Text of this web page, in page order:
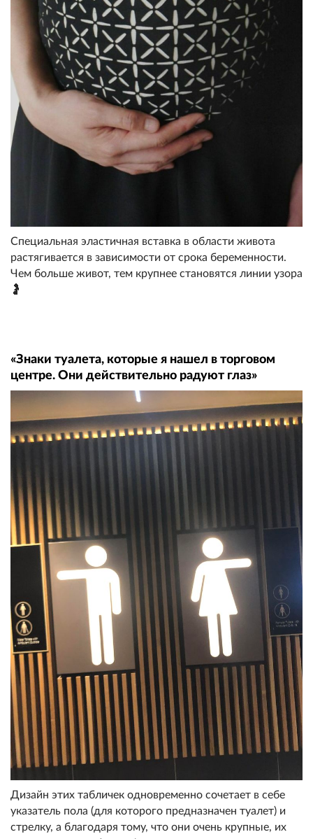
Специальная эластичная вставка в области живота
растягивается в зависимости от срока беременности.
Чем больше живот, тем крупнее становятся линии узора
🤰
«Знаки туалета, которые я нашел в торговом
центре. Они действительно радуют глаз»
Дизайн этих табличек одновременно сочетает в себе
указатель пола (для которого предназначен туалет) и
стрелку, а благодаря тому, что они очень крупные, их